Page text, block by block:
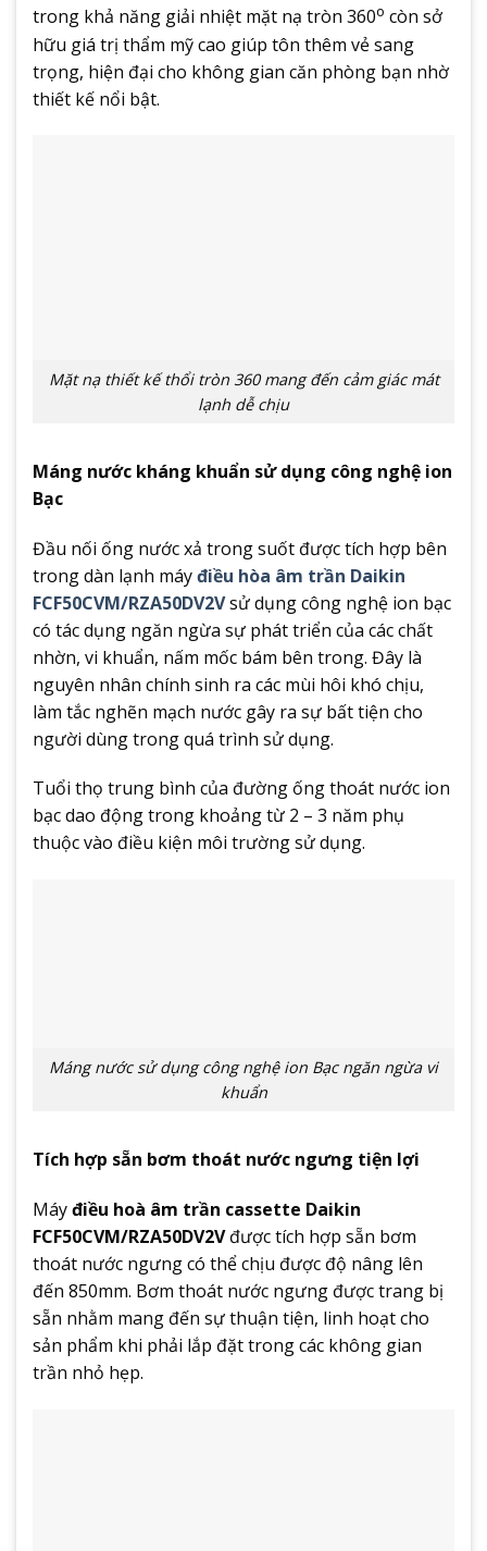
trong khả năng giải nhiệt mặt nạ tròn 360o còn sở
hữu giá trị thẩm mỹ cao giúp tôn thêm vẻ sang
trọng, hiện đại cho không gian căn phòng bạn nhờ
thiết kế nổi bật.
Mặt nạ thiết kế thổi tròn 360 mang đến cảm giác mát
lạnh dễ chịu
Máng nước kháng khuẩn sử dụng công nghệ ion
Bạc
Đầu nối ống nước xả trong suốt được tích hợp bên
trong dàn lạnh máyđiều hòa âm trần Daikin
FCF50CVM/RZA50DV2Vsử dụng công nghệ ion bạc
có tác dụng ngăn ngừa sự phát triển của các chất
nhờn, vi khuẩn, nấm mốc bám bên trong. Đây là
nguyên nhân chính sinh ra các mùi hôi khó chịu,
làm tắc nghẽn mạch nước gây ra sự bất tiện cho
người dùng trong quá trình sử dụng.
Tuổi thọ trung bình của đường ống thoát nước ion
bạc dao động trong khoảng từ 2 – 3 năm phụ
thuộc vào điều kiện môi trường sử dụng.
Máng nước sử dụng công nghệ ion Bạc ngăn ngừa vi
khuẩn
Tích hợp sẵn bơm thoát nước ngưng tiện lợi
Máyđiều hoà âm trần cassette Daikin
FCF50CVM/RZA50DV2Vđược tích hợp sẵn bơm
thoát nước ngưng có thể chịu được độ nâng lên
đến 850mm. Bơm thoát nước ngưng được trang bị
sẵn nhằm mang đến sự thuận tiện, linh hoạt cho
sản phẩm khi phải lắp đặt trong các không gian
trần nhỏ hẹp.